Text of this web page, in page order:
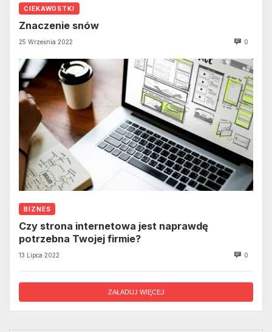
CIEKAWOSTKI
Znaczenie snów
25 Września 2022 0
BIZNES
Czy strona internetowa jest naprawdę
potrzebna Twojej firmie?
13 Lipca 2022 0
ZAŁADUJ WIĘCEJ